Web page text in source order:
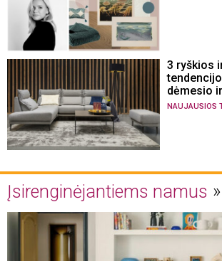
3 ryškios
dėmesio
NAUJAUSIOS
Įsirenginėjantiems namus